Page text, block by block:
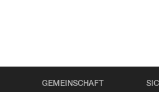
GEMEINSCHAFT